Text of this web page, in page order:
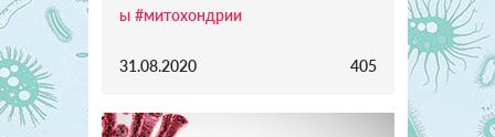
ы #митохондрии
31.08.2020 405